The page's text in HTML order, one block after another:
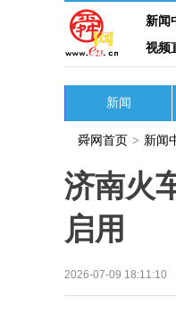
新闻
视频
新闻
舜网首页 > 新闻
济南火
启用
2026-07-09 18:11:10